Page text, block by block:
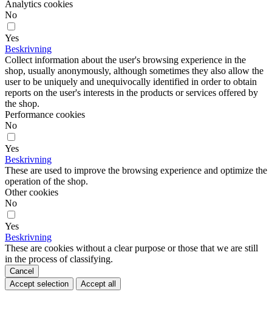
Analytics cookies
No
Yes
Beskrivning
Collect information about the user's browsing experience in the
shop, usually anonymously, although sometimes they also allow the
user to be uniquely and unequivocally identified in order to obtain
reports on the user's interests in the products or services offered by
the shop.
Performance cookies
No
Yes
Beskrivning
These are used to improve the browsing experience and optimize the
operation of the shop.
Other cookies
No
Yes
Beskrivning
These are cookies without a clear purpose or those that we are still
in the process of classifying.
Cancel
Accept selection
Accept all